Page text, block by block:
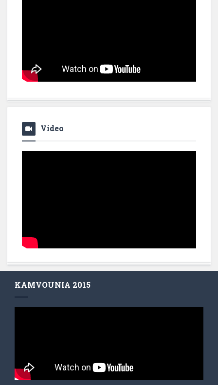
Video
KAMVOUNIA 2015